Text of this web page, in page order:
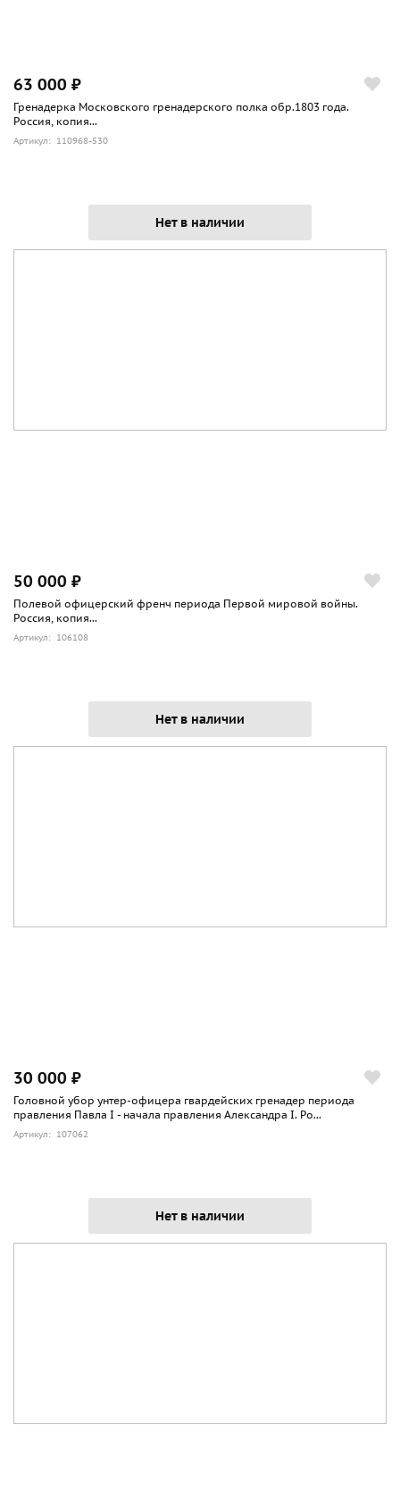
63 000 ₽
Гренадерка Московского гренадерского полка обр.1803 года.
Россия, копия...
Артикул: 110968-530
Нет в наличии
50 000 ₽
Полевой офицерский френч периода Первой мировой войны.
Россия, копия...
Артикул: 106108
Нет в наличии
30 000 ₽
Головной убор унтер-офицера гвардейских гренадер периода
правления Павла I - начала правления Александра I. Ро...
Артикул: 107062
Нет в наличии